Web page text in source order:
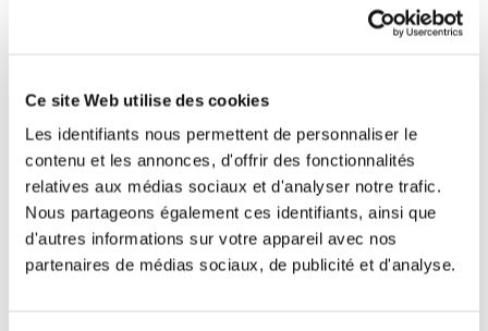
Ce site Web utilise des cookies
Les identifiants nous permettent de personnaliser le
contenu et les annonces, d'offrir des fonctionnalités
relatives aux médias sociaux et d'analyser notre trafic.
Nous partageons également ces identifiants, ainsi que
d'autres informations sur votre appareil avec nos
partenaires de médias sociaux, de publicité et d'analyse.
Conjugate the verb “ danser ” in the past
Les enfants autour du sapin lors de la fête.
Tu avec ta sœur pendant le spectacle.
Nous dans la salle lors du bal de l’école.
La ballerine sur la scène devant le public.